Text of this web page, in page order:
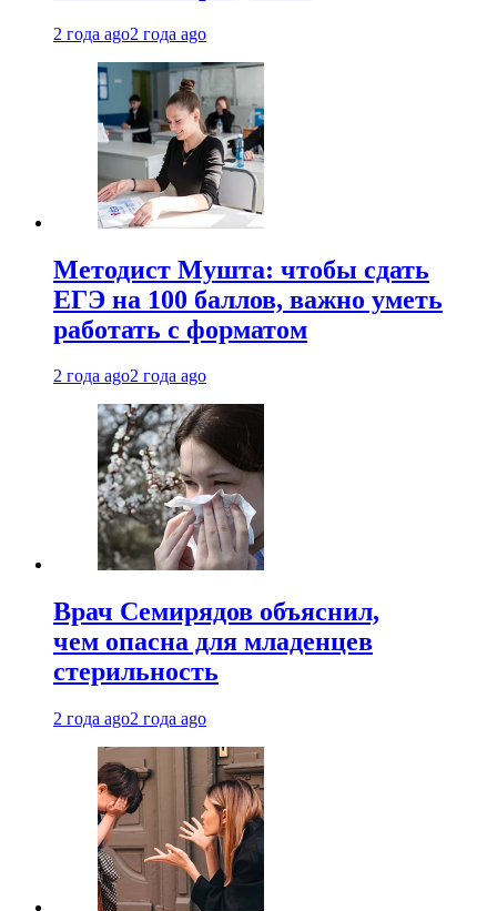
2 года ago2 года ago
Методист Мушта: чтобы сдать
ЕГЭ на 100 баллов, важно уметь
работать с форматом
2 года ago2 года ago
Врач Семирядов объяснил,
чем опасна для младенцев
стерильность
2 года ago2 года ago